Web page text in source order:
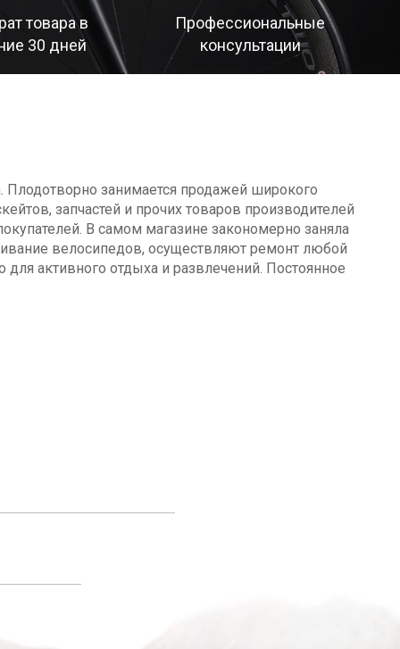
товара в
30 дней
Профессиональные
консультации
Плодотворно занимается продажей широкого
запчастей и прочих товаров производителей
В самом магазине закономерно заняла
велосипедов, осуществляют ремонт любой
для активного отдыха и развлечений. Постоянное